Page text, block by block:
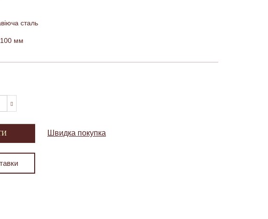
сталь
100 мм
Швидка покупка